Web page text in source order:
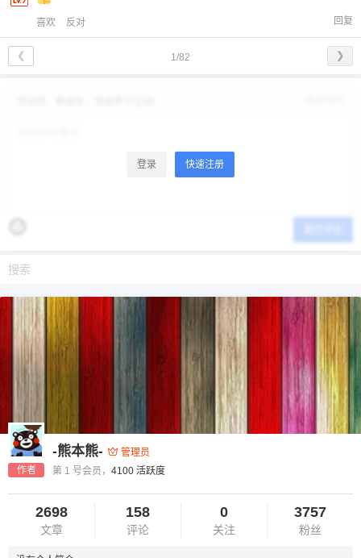
喜欢 反对 回复
1/82
❮ ❯
登录 快速注册
作者
-熊本熊-
管理员
第 1 号会员， 4100 活跃度
2698
文章
158
评论
0
关注
3757
粉丝